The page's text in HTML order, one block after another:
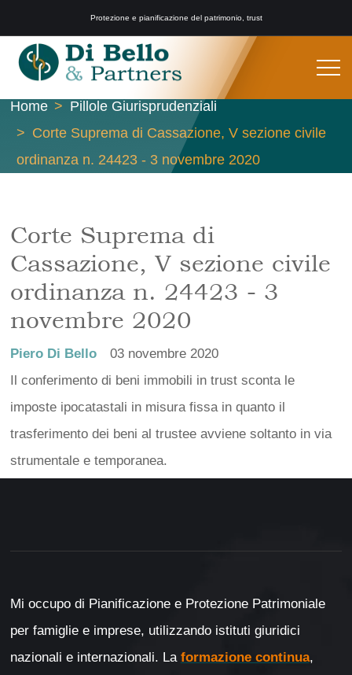
Protezione e pianificazione del patrimonio, trust
Home
Pillole Giurisprudenziali
Corte Suprema di Cassazione, V sezione civile
ordinanza n. 24423 - 3 novembre 2020
Corte Suprema di
Cassazione, V sezione civile
ordinanza n. 24423 - 3
novembre 2020
Piero Di Bello
03 novembre 2020
Il conferimento di beni immobili in trust sconta le
imposte ipocatastali in misura fissa in quanto il
trasferimento dei beni al trustee avviene soltanto in via
strumentale e temporanea.
Mi occupo di Pianificazione e Protezione Patrimoniale
per famiglie e imprese, utilizzando istituti giuridici
nazionali e internazionali. La formazione continua,